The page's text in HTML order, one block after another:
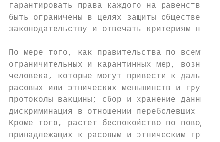
гарантировать права каждого на равенство
быть ограничены в целях защиты
законодательству и отвечать критериям
По мере того, как правительства по всему
ограничительных и карантинных мер,
человека, которые могут привести к
расовых или этнических меньшинств и
протоколы вакцины; сбор и хранение
дискриминация в отношении переболевших
Кроме того, растет беспокойство по поводу
принадлежащих к расовым и этническим